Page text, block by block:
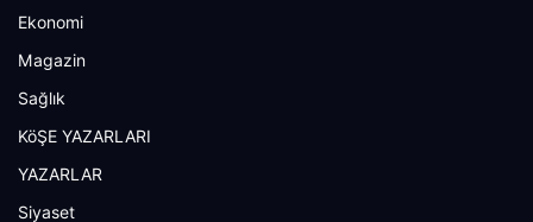
Ekonomi
Magazin
Sağlık
KöŞE YAZARLARI
YAZARLAR
Siyaset